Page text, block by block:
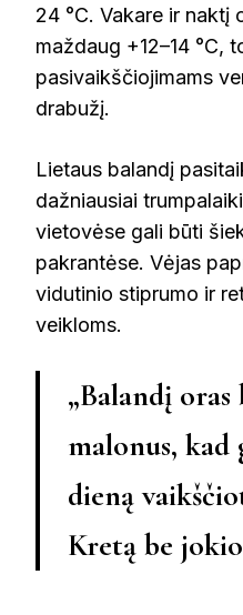
24 °C. Vakare ir naktį
maždaug +12–14 °C,
pasivaikščiojimams
drabužį.
Lietaus balandį
dažniausiai
vietovėse gali būti
pakrantėse. Vėjas
vidutinio stiprumo ir
veikloms.
„Balandį
malonus, kad
dieną
Kretą be